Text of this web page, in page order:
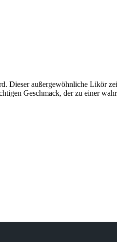
außergewöhnliche Likör
Geschmack, der zu einer